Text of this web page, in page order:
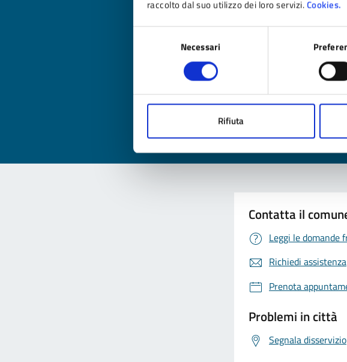
raccolto dal suo utilizzo dei loro servizi.Cookies.
Necessari
Rifiuta
Quanto sono
Valuta
Valuta 4
Valuta 3 stelle
Valuta 2 stelle su 5
Valuta 1 stelle su 5
Contatta il
Leggi le domande
Richiedi assistenza
Prenota
Problemi in città
Segnala disservizio